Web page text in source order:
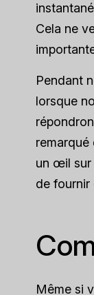
Cela ne
Pendant
lorsque
un œil sur
de fournir
Même si